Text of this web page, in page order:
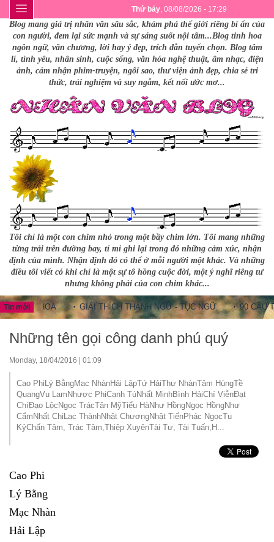
Thứ bảy, 08/08/2026 - 17:29
Blog mang giá trị nhân văn sâu sắc, khám phá thế giới riêng bí ẩn của
con người, đem lại sức mạnh và sự sáng suốt nội tâm...Blog tinh hoa
ngôn ngữ, văn chương, lời hay ý đẹp, trích dẫn tuyển chọn. Blog tâm
lí, tình yêu, nhân sinh, cuộc sống, văn hóa nghệ thuật, âm nhạc, điện
ảnh, cảm nhận phim-truyện, ngôi sao, thư viện ảnh đẹp, chia sẻ tri
thức, trải nghiệm và suy ngẫm, kết nối ước mơ...
Tôi chỉ là một con chim nhỏ trong một bầy chim lớn. Tôi mang những
từng trải trên đường bay, tỉ mỉ ghi lại trong đó những cảm xúc, nhận
định của mình. Nhận định đó có thể ở mỗi người một khác. Và những
điều tôi viết có khi chỉ là một sự tô hồng cuộc đời, một ý nghĩ riêng tư
nhưng không phải của con chim khác...
Tin mới
HOA GIẢI THÍCH THÀNH NGỮ - TỤC NGỮ 90 CÂU
Những tên gọi công danh phú quý
Monday, 18/04/2016 | 01:09
Cao PhiLý BằngMạc NhànHải LậpTứ HảiThư NhànTâm HùngTề
QuangVu LamNhược PhiCạnh TúNhất MinhBình HảiChí ViễnĐạt
ChíĐạo LộcNgọc TrácTân MỹTiểu HàNhư HồngNgọc HồngNhư
CẩmNhất ChiLạc ThànhNhật ChươngNhật TiếnPhác NgọcTu
KỷChấn Tâm, Trác Tâm,Thiệp XuyênTài Tư, Tài Tuấn,H...
Cao Phi
Lý Bằng
Mạc Nhàn
Hải Lập